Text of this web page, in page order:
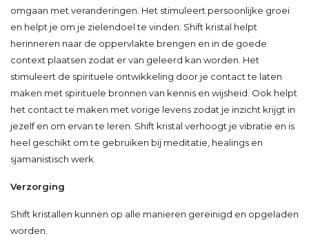
omgaan met veranderingen. Het stimuleert persoonlijke groei
en helpt je om je zielendoel te vinden. Shift kristal helpt
herinneren naar de oppervlakte brengen en in de goede
context plaatsen zodat er van geleerd kan worden. Het
stimuleert de spirituele ontwikkeling door je contact te laten
maken met spirituele bronnen van kennis en wijsheid. Ook helpt
het contact te maken met vorige levens zodat je inzicht krijgt in
jezelf en om ervan te leren. Shift kristal verhoogt je vibratie en is
heel geschikt om te gebruiken bij meditatie, healings en
sjamanistisch werk.
Verzorging
Shift kristallen kunnen op alle manieren gereinigd en opgeladen
worden.